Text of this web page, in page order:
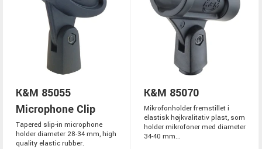
K&M 85055
Microphone Clip
Tapered slip-in microphone
holder diameter 28-34 mm, high
quality elastic rubber.
K&M 85070
Mikrofonholder fremstillet i
elastisk højkvalitativ plast, som
holder mikrofoner med diameter
34-40 mm...